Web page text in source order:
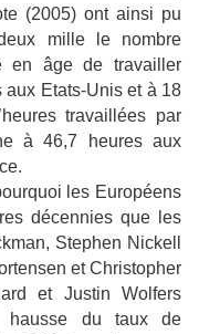
(2005) ont ainsi pu
mille le nombre
en âge de travailler
aux Etats-Unis et à 18
travaillées par
à 46,7 heures aux
les Européens
décennies que les
Stephen Nickell
et Christopher
et Justin Wolfers
hausse du taux de